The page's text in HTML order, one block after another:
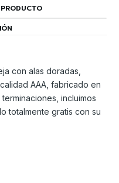
con alas doradas,
AAA, fabricado en
incluimos
totalmente gratis con su